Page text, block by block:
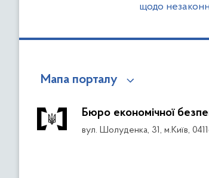
щодо
Мапа порталу
Бюро економічної
вул. Шолуденка, 31, м.Київ,